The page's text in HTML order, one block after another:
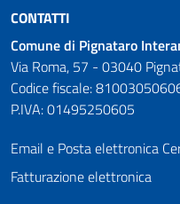
CONTATTI
Comune di Pignataro
Via Roma, 57 - 03040
Codice fiscale:
P.IVA: 01495250605
Email e Posta elettronica
Fatturazione elettronica